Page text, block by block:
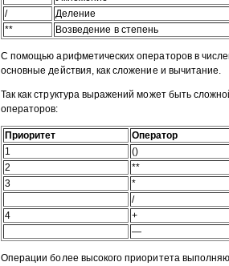
/
Деление
**
Возведение в степень
С помощью арифметических операторов в
основные действия, как сложение и вычитание.
Так как структура выражений может быть
операторов:
Приоритет
Оператор
1
()
2
**
3
*
/
4
+
—
Операции более высокого приоритета